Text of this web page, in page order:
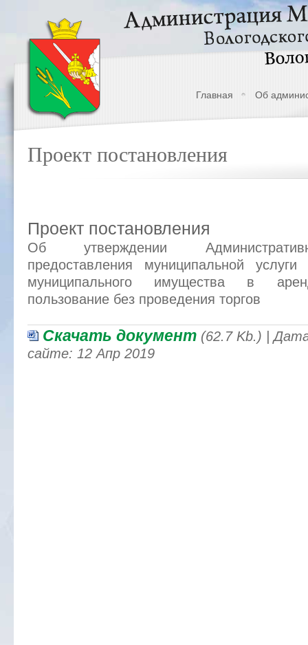
Главная Об
Проект постановления
Проект постановления
Об утверждении
предоставления муниципальной
муниципального имущества в
пользование без проведения торгов
Скачать документ (62.7 Kb.) |
сайте: 12 Апр 2019